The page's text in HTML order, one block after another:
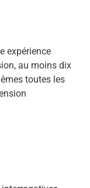
expérience
au moins dix
toutes les